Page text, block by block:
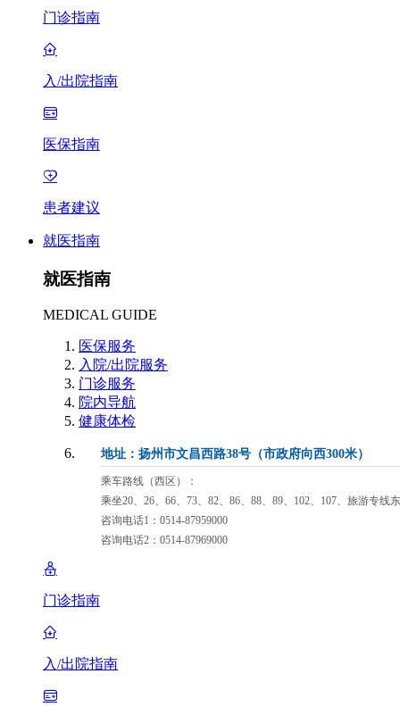
门诊指南
入/出院指南
医保指南
患者建议
就医指南
就医指南
MEDICAL GUIDE
医保服务
入院/出院服务
门诊服务
院内导航
健康体检
地址：扬州市文昌西路38号（市政府向西300米）
乘车路线（西区）：
乘坐20、26、66、73、82、86、88、89、102、107、旅游专线
咨询电话1：0514-87959000
咨询电话2：0514-87969000
门诊指南
入/出院指南